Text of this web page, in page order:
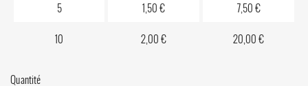
5 1,50 € 7,50 €
10 2,00 € 20,00 €
Quantité